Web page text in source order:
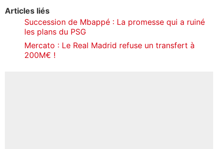
Articles liés
Succession de Mbappé : La promesse qui a ruiné
les plans du PSG
Mercato : Le Real Madrid refuse un transfert à
200M€ !